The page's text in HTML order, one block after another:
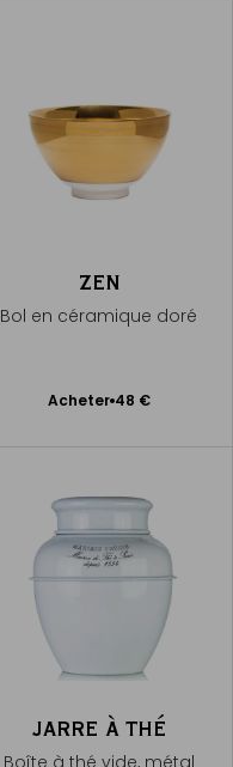
ZEN
Bol en céramique doré
Acheter 48 €
Ajouter
JARRE À THÉ
Boîte à thé vide, métal